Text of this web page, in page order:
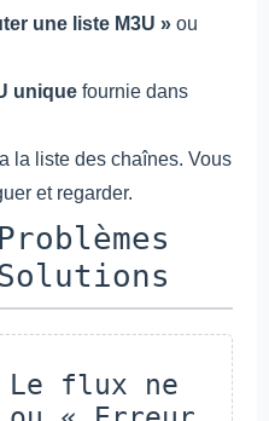
une liste M3U » ou
unique fournie dans
la liste des chaînes. Vous
et regarder.
Le flux ne